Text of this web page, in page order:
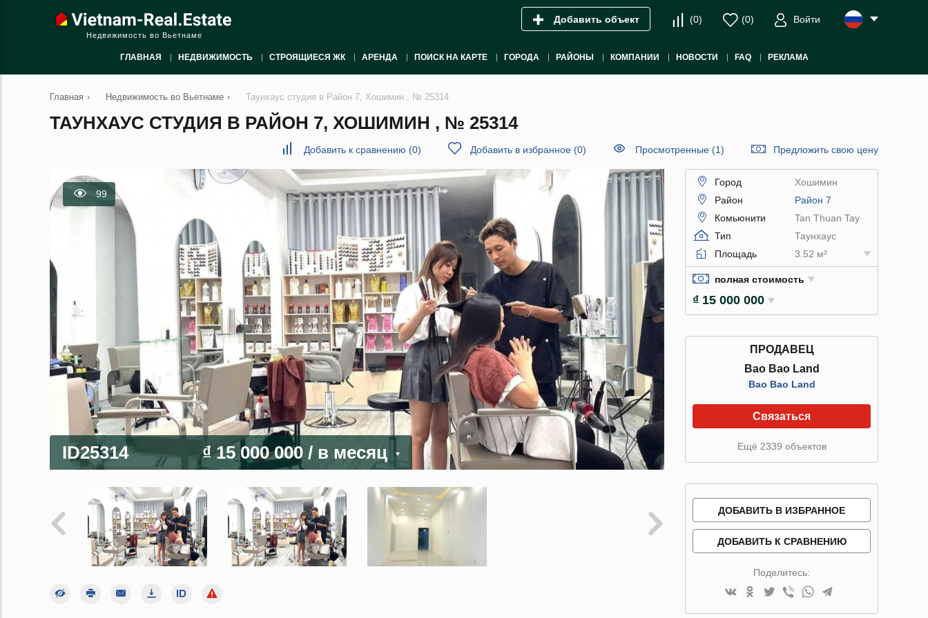
Недвижимость во Вьетнаме
Добавить объект (0) (0) Войти
ГЛАВНАЯ НЕДВИЖИМОСТЬ СТРОЯЩИЕСЯ ЖК АРЕНДА ПОИСК НА КАРТЕ ГОРОДА РАЙОНЫ КОМПАНИИ НОВОСТИ FAQ РЕКЛАМА
Главная › Недвижимость во Вьетнаме › Таунхаус студия в Район 7, Хошимин , № 25314
ТАУНХАУС СТУДИЯ В РАЙОН 7, ХОШИМИН , № 25314
Добавить к сравнению (0) Добавить в избранное (0) Просмотренные (1) Предложить свою цену
99
ID25314 ₫ 15 000 000 / в месяц
Город
Хошимин
Район
Район 7
Комьюнити
Tan Thuan Tay
Тип
Таунхаус
Площадь
3.52 м²
полная стоимость
₫ 15 000 000
ПРОДАВЕЦ
Bao Bao Land
Bao Bao Land
Связаться
Ещё 2339 объектов
ДОБАВИТЬ В ИЗБРАННОЕ
ДОБАВИТЬ К СРАВНЕНИЮ
Поделитесь: